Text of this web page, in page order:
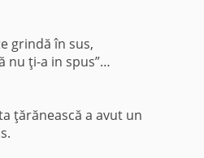
grindă în sus,
nu ţi-a in spus”…
ţărănească a avut un